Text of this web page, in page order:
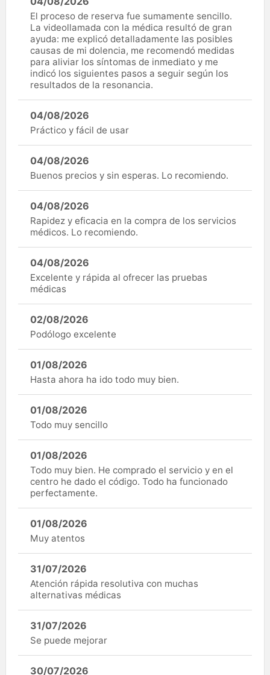
El proceso de reserva fue sumamente sencillo.
La videollamada con la médica resultó de gran
ayuda: me explicó detalladamente las posibles
causas de mi dolencia, me recomendó medidas
para aliviar los síntomas de inmediato y me
indicó los siguientes pasos a seguir según los
resultados de la resonancia.
04/08/2026
Práctico y fácil de usar
04/08/2026
Buenos precios y sin esperas. Lo recomiendo.
04/08/2026
Rapidez y eficacia en la compra de los servicios
médicos. Lo recomiendo.
04/08/2026
Excelente y rápida al ofrecer las pruebas
médicas
02/08/2026
Podólogo excelente
01/08/2026
Hasta ahora ha ido todo muy bien.
01/08/2026
Todo muy sencillo
01/08/2026
Todo muy bien. He comprado el servicio y en el
centro he dado el código. Todo ha funcionado
perfectamente.
01/08/2026
Muy atentos
31/07/2026
Atención rápida resolutiva con muchas
alternativas médicas
31/07/2026
Se puede mejorar
30/07/2026